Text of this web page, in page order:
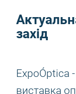
захід
ExpoÓptica
виставка